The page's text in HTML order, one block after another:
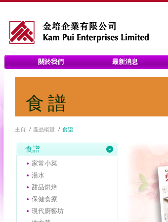
關於我們 最新消息
食譜
主頁 產品概覽 食譜
食譜
家常小菜
湯水
甜品烘焙
保健食療
現代廚藝坊